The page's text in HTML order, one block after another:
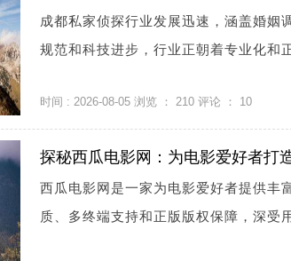
成都私家侦探行业发展迅速，涵盖婚姻
规范和科技进步，行业正朝着专业化和
时间 : 2026-08-05 浏览 ： 210 评论 ： 10
探秘西瓜电影网：为电影爱好者打
西瓜电影网是一家为电影爱好者提供丰
质、多终端支持和正版版权保障，深受